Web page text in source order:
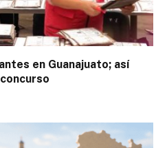
en Guanajuato; así